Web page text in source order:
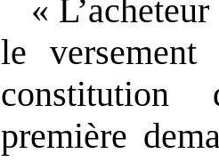
«
le
constitution
première